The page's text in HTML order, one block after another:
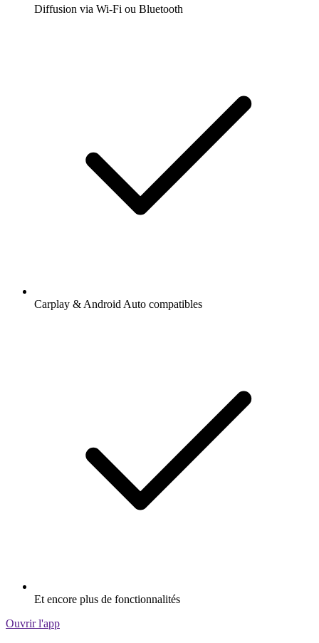
Diffusion via Wi-Fi ou Bluetooth
Carplay & Android Auto compatibles
Et encore plus de fonctionnalités
Ouvrir l'app